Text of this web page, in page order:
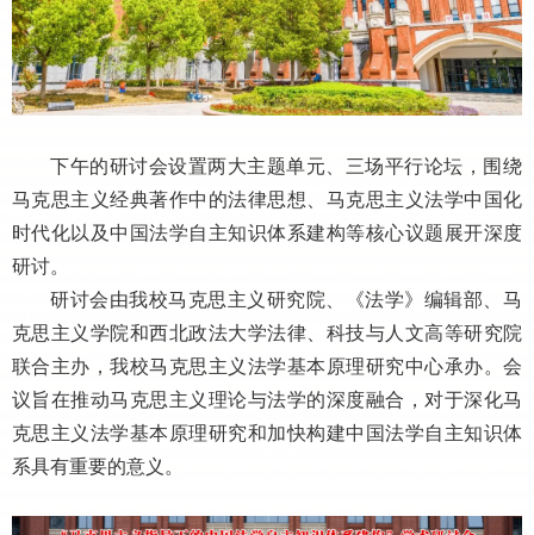
下午的研讨会设置两大主题单元、三场平行论坛，围绕
马克思主义经典著作中的法律思想、马克思主义法学中国化
时代化以及中国法学自主知识体系建构等核心议题展开深度
研讨。
研讨会由我校马克思主义研究院、《法学》编辑部、马
克思主义学院和西北政法大学法律、科技与人文高等研究院
联合主办，我校马克思主义法学基本原理研究中心承办。会
议旨在推动马克思主义理论与法学的深度融合，对于深化马
克思主义法学基本原理研究和加快构建中国法学自主知识体
系具有重要的意义。